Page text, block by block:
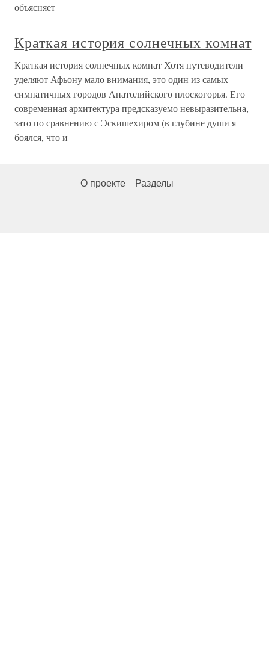
объясняет
Краткая история солнечных комнат
Краткая история солнечных комнат Хотя путеводители
уделяют Афьону мало внимания, это один из самых
симпатичных городов Анатолийского плоскогорья. Его
современная архитектура предсказуемо невыразительна,
зато по сравнению с Эскишехиром (в глубине души я
боялся, что и
О проекте Разделы